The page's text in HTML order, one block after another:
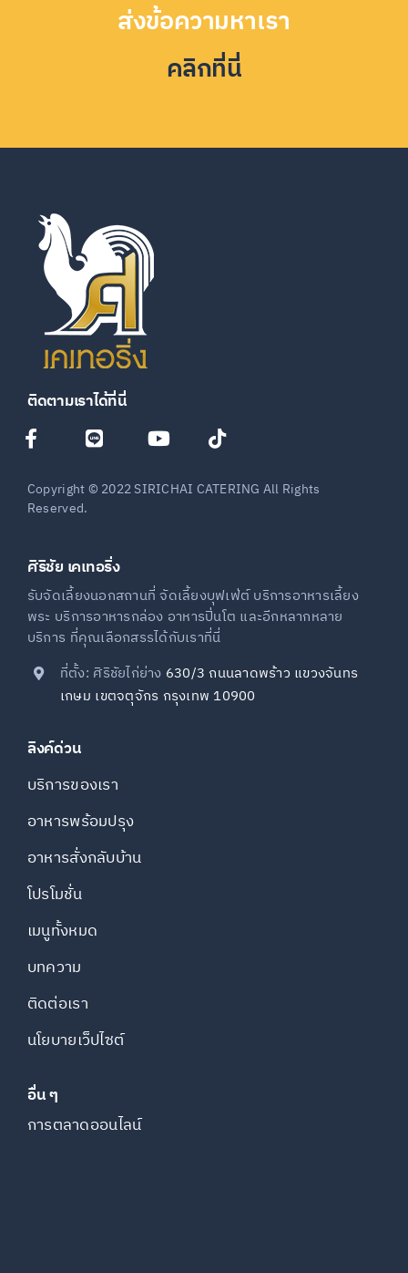
ส่งข้อความหาเรา
คลิกที่นี่
ติดตามเราได้ที่นี่
Copyright © 2022 SIRICHAI CATERING All Rights
Reserved.
ศิริชัย เคเทอริ่ง
รับจัดเลี้ยงนอกสถานที่ จัดเลี้ยงบุฟเฟ่ต์ บริการอาหารเลี้ยง
พระ บริการอาหารกล่อง อาหารปิ่นโต และอีกหลากหลาย
บริการ ที่คุณเลือกสรรได้กับเราที่นี่
ที่ตั้ง: ศิริชัยไก่ย่าง 630/3 ถนนลาดพร้าว แขวงจันทร
เกษม เขตจตุจักร กรุงเทพ 10900
ลิงค์ด่วน
บริการของเรา
อาหารพร้อมปรุง
อาหารสั่งกลับบ้าน
โปรโมชั่น
เมนูทั้งหมด
บทความ
ติดต่อเรา
นโยบายเว็ปไซต์
อื่น ๆ
การตลาดออนไลน์